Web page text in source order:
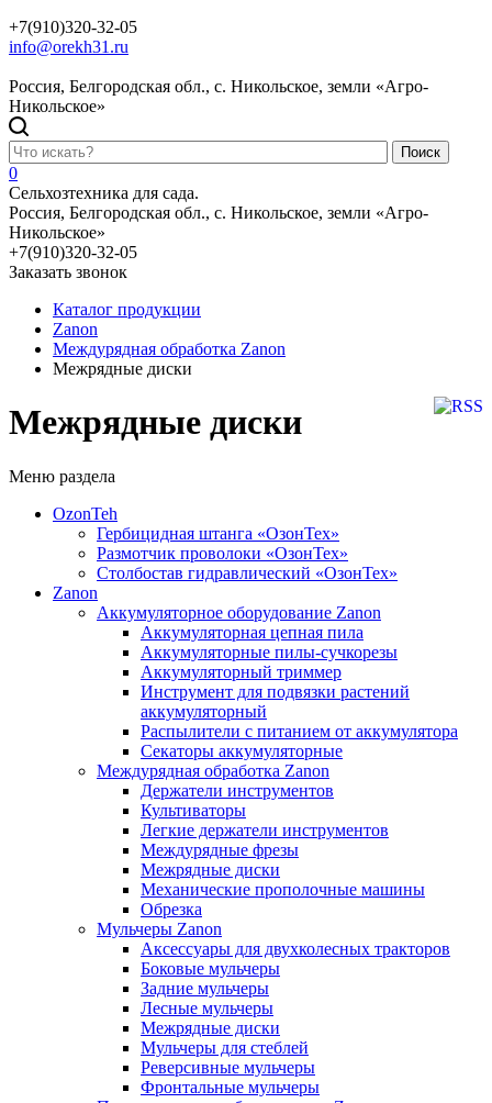
+7(910)320-32-05
info@orekh31.ru
Россия, Белгородская обл., с. Никольское, земли «Агро-
Никольское»
Поиск
0
Сельхозтехника для сада.
Россия, Белгородская обл., с. Никольское, земли «Агро-
Никольское»
+7(910)320-32-05
Заказать звонок
Каталог продукции
Zanon
Междурядная обработка Zanon
Межрядные диски
Межрядные диски
Меню раздела
OzonTeh
Гербицидная штанга «ОзонТех»
Размотчик проволоки «ОзонТех»
Столбостав гидравлический «ОзонТех»
Zanon
Аккумуляторное оборудование Zanon
Аккумуляторная цепная пила
Аккумуляторные пилы-сучкорезы
Аккумуляторный триммер
Инструмент для подвязки растений
аккумуляторный
Распылители с питанием от аккумулятора
Секаторы аккумуляторные
Междурядная обработка Zanon
Держатели инструментов
Культиваторы
Легкие держатели инструментов
Междурядные фрезы
Межрядные диски
Механические прополочные машины
Обрезка
Мульчеры Zanon
Аксессуары для двухколесных тракторов
Боковые мульчеры
Задние мульчеры
Лесные мульчеры
Межрядные диски
Мульчеры для стеблей
Реверсивные мульчеры
Фронтальные мульчеры